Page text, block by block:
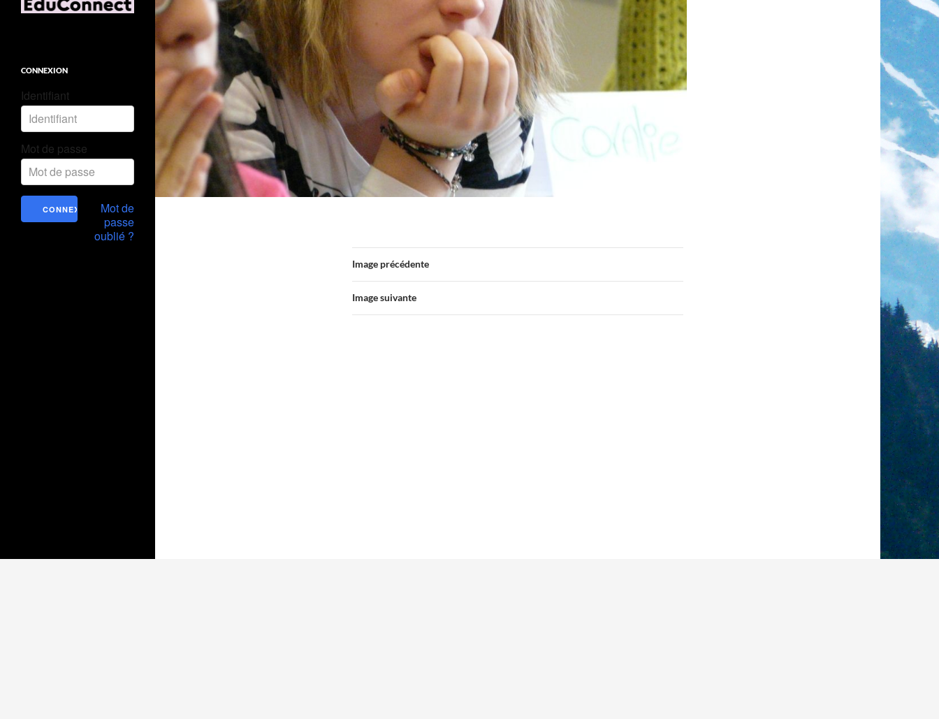
Image précédente
Image suivante
CONNEXION
Identifiant
Mot de passe
Mot de
passe
oublié ?